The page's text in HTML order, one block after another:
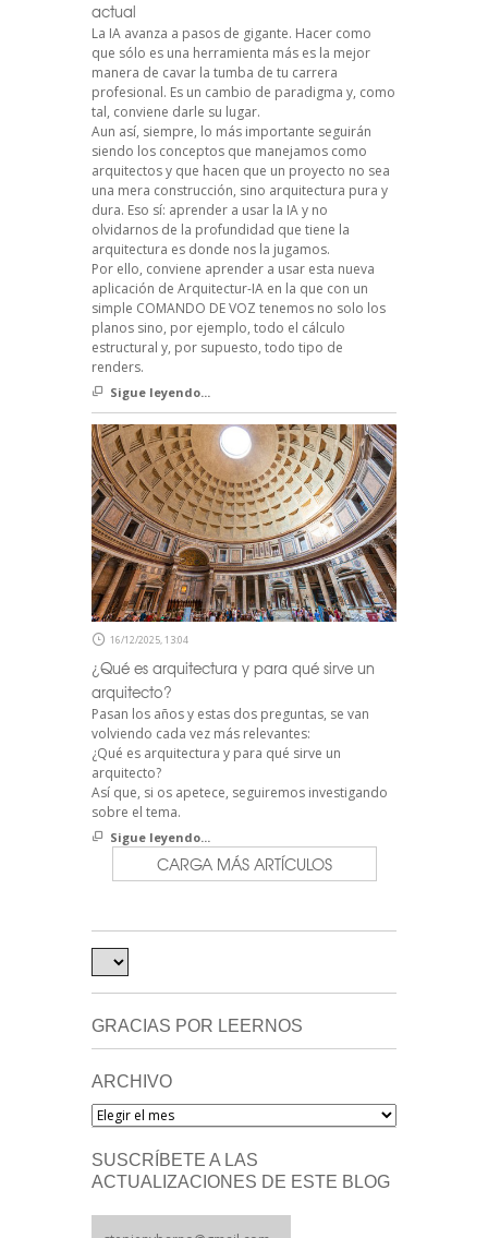
actual
La IA avanza a pasos de gigante. Hacer como
que sólo es una herramienta más es la mejor
manera de cavar la tumba de tu carrera
profesional. Es un cambio de paradigma y, como
tal, conviene darle su lugar.
Aun así, siempre, lo más importante seguirán
siendo los conceptos que manejamos como
arquitectos y que hacen que un proyecto no sea
una mera construcción, sino arquitectura pura y
dura. Eso sí: aprender a usar la IA y no
olvidarnos de la profundidad que tiene la
arquitectura es donde nos la jugamos.
Por ello, conviene aprender a usar esta nueva
aplicación de Arquitectur-IA en la que con un
simple COMANDO DE VOZ tenemos no solo los
planos sino, por ejemplo, todo el cálculo
estructural y, por supuesto, todo tipo de
renders.
Sigue leyendo...
16/12/2025, 13:04
¿Qué es arquitectura y para qué sirve un
arquitecto?
Pasan los años y estas dos preguntas, se van
volviendo cada vez más relevantes:
¿Qué es arquitectura y para qué sirve un
arquitecto?
Así que, si os apetece, seguiremos investigando
sobre el tema.
Sigue leyendo...
CARGA MÁS ARTÍCULOS
GRACIAS POR LEERNOS
ARCHIVO
Archivo
SUSCRÍBETE A LAS
ACTUALIZACIONES DE ESTE BLOG